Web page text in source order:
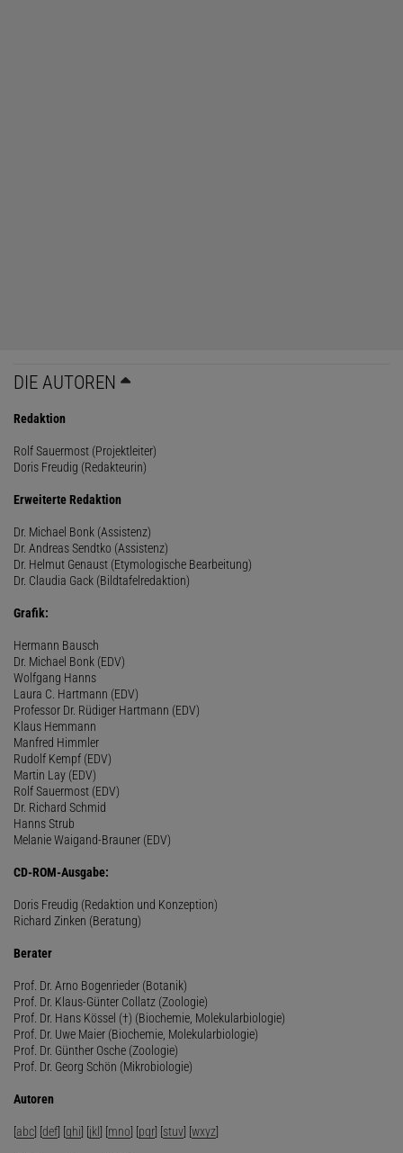
DIE AUTOREN
Redaktion
Rolf Sauermost (Projektleiter)
Doris Freudig (Redakteurin)
Erweiterte Redaktion
Dr. Michael Bonk (Assistenz)
Dr. Andreas Sendtko (Assistenz)
Dr. Helmut Genaust (Etymologische Bearbeitung)
Dr. Claudia Gack (Bildtafelredaktion)
Grafik:
Hermann Bausch
Dr. Michael Bonk (EDV)
Wolfgang Hanns
Laura C. Hartmann (EDV)
Professor Dr. Rüdiger Hartmann (EDV)
Klaus Hemmann
Manfred Himmler
Rudolf Kempf (EDV)
Martin Lay (EDV)
Rolf Sauermost (EDV)
Dr. Richard Schmid
Hanns Strub
Melanie Waigand-Brauner (EDV)
CD-ROM-Ausgabe:
Doris Freudig (Redaktion und Konzeption)
Richard Zinken (Beratung)
Berater
Prof. Dr. Arno Bogenrieder (Botanik)
Prof. Dr. Klaus-Günter Collatz (Zoologie)
Prof. Dr. Hans Kössel (†) (Biochemie, Molekularbiologie)
Prof. Dr. Uwe Maier (Biochemie, Molekularbiologie)
Prof. Dr. Günther Osche (Zoologie)
Prof. Dr. Georg Schön (Mikrobiologie)
Autoren
[abc] [def] [ghi] [jkl] [mno] [pqr] [stuv] [wxyz]